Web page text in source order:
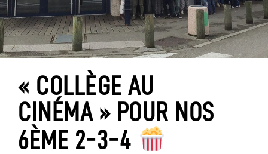
« COLLÈGE AU
CINÉMA » POUR NOS
6ÈME 2-3-4